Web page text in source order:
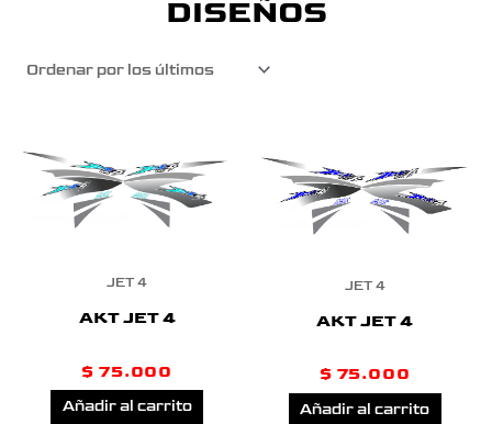
DISEÑOS
JET 4
AKT JET 4
$ 75.000
Añadir al carrito
JET 4
AKT JET 4
$ 75.000
Añadir al carrito